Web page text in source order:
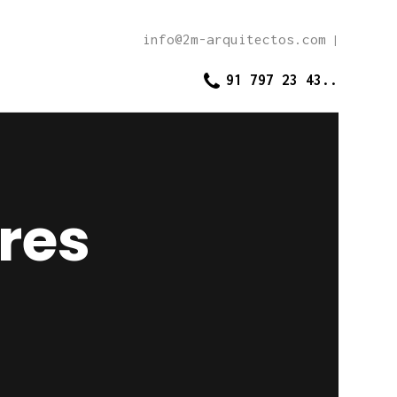
info@2m-arquitectos.com
91 797 23 43..